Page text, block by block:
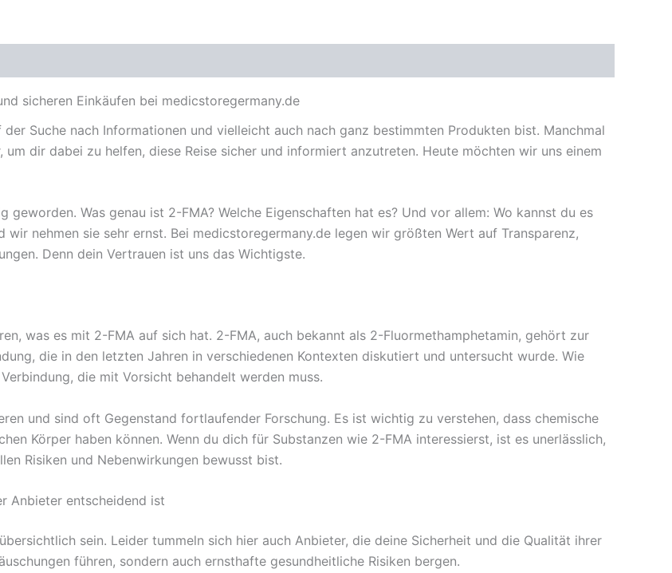
sicheren Einkäufen bei medicstoregermany.de
Suche nach Informationen und vielleicht auch nach ganz bestimmten Produkten bist. Manchmal
dir dabei zu helfen, diese Reise sicher und informiert anzutreten. Heute möchten wir uns einem
Was genau ist 2-FMA? Welche Eigenschaften hat es? Und vor allem: Wo kannst du es
nehmen sie sehr ernst. Bei medicstoregermany.de legen wir größten Wert auf Transparenz,
Denn dein Vertrauen ist uns das Wichtigste.
was es mit 2-FMA auf sich hat. 2-FMA, auch bekannt als 2-Fluormethamphetamin, gehört zur
die in den letzten Jahren in verschiedenen Kontexten diskutiert und untersucht wurde. Wie
die mit Vorsicht behandelt werden muss.
und sind oft Gegenstand fortlaufender Forschung. Es ist wichtig zu verstehen, dass chemische
Körper haben können. Wenn du dich für Substanzen wie 2-FMA interessierst, ist es unerlässlich,
Risiken und Nebenwirkungen bewusst bist.
Anbieter entscheidend ist
sein. Leider tummeln sich hier auch Anbieter, die deine Sicherheit und die Qualität ihrer
führen, sondern auch ernsthafte gesundheitliche Risiken bergen.